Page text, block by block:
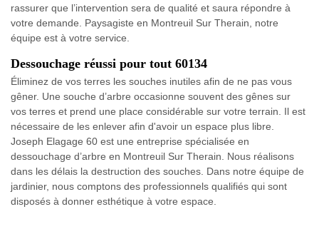
rassurer que l’intervention sera de qualité et saura répondre à
votre demande. Paysagiste en Montreuil Sur Therain, notre
équipe est à votre service.
Dessouchage réussi pour tout 60134
Éliminez de vos terres les souches inutiles afin de ne pas vous
gêner. Une souche d’arbre occasionne souvent des gênes sur
vos terres et prend une place considérable sur votre terrain. Il est
nécessaire de les enlever afin d'avoir un espace plus libre.
Joseph Elagage 60 est une entreprise spécialisée en
dessouchage d’arbre en Montreuil Sur Therain. Nous réalisons
dans les délais la destruction des souches. Dans notre équipe de
jardinier, nous comptons des professionnels qualifiés qui sont
disposés à donner esthétique à votre espace.